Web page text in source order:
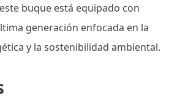
buque está equipado con
generación enfocada en la
y la sostenibilidad ambiental.